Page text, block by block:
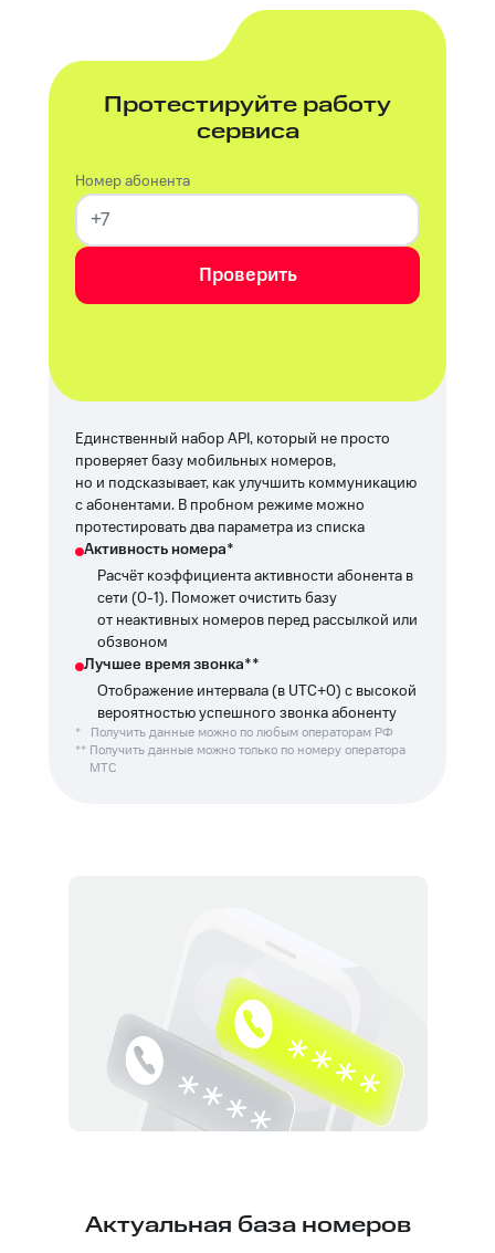
Протестируйте работу
сервиса
Номер абонента
Проверить
Единственный набор API, который не просто
проверяет базу мобильных номеров,
но и подсказывает, как улучшить коммуникацию
с абонентами. В пробном режиме можно
протестировать два параметра из списка
Активность номера*
Расчёт коэффициента активности абонента в
сети (0-1). Поможет очистить базу
от неактивных номеров перед рассылкой или
обзвоном
Лучшее время звонка**
Отображение интервала (в UTC+0) с высокой
вероятностью успешного звонка абоненту
*
Получить данные можно по любым операторам РФ
** Получить данные можно только по номеру оператора
МТС
Актуальная база номеров